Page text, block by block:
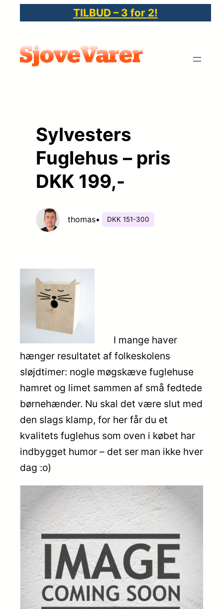
indhold
TILBUD – 3 for 2!
Sylvesters
Fuglehus – pris
DKK 199,-
thomas• DKK 151-300
I mange haver
hænger resultatet af folkeskolens
sløjdtimer: nogle møgskæve fuglehuse
hamret og limet sammen af små fedtede
børnehænder. Nu skal det være slut med
den slags klamp, for her får du et
kvalitets fuglehus som oven i købet har
indbygget humor – det ser man ikke hver
dag :o)